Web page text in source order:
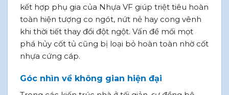
kết hợp phụ gia của Nhựa VF giúp triệt tiêu hoàn
toàn hiện tượng co ngót, nứt nẻ hay cong vênh
khi thời tiết thay đổi đột ngột. Vấn đề mối mọt
phá hủy cốt tủ cũng bị loại bỏ hoàn toàn nhờ cốt
nhựa cứng cáp.
Góc nhìn về không gian hiện đại